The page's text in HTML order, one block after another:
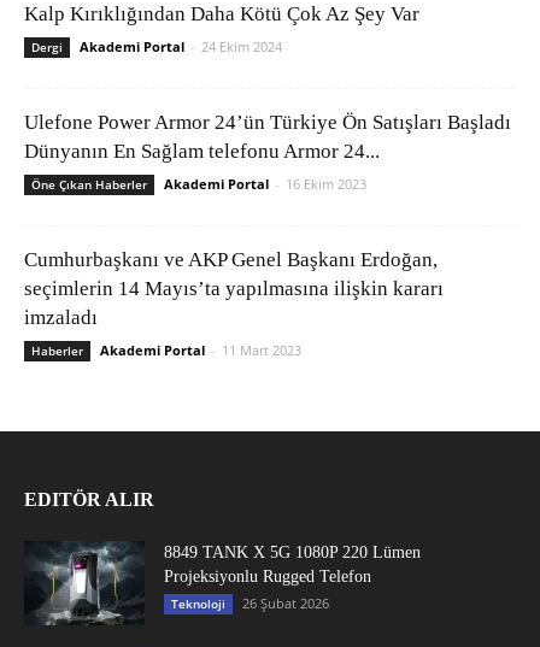
Kalp Kırıklığından Daha Kötü Çok Az Şey Var
Dergi Akademi Portal - 24 Ekim 2024
Ulefone Power Armor 24’ün Türkiye Ön Satışları Başladı
Dünyanın En Sağlam telefonu Armor 24...
Öne Çıkan Haberler Akademi Portal - 16 Ekim 2023
Cumhurbaşkanı ve AKP Genel Başkanı Erdoğan,
seçimlerin 14 Mayıs’ta yapılmasına ilişkin kararı
imzaladı
Haberler Akademi Portal - 11 Mart 2023
EDITÖR ALIR
8849 TANK X 5G 1080P 220 Lümen
Projeksiyonlu Rugged Telefon
Teknoloji 26 Şubat 2026